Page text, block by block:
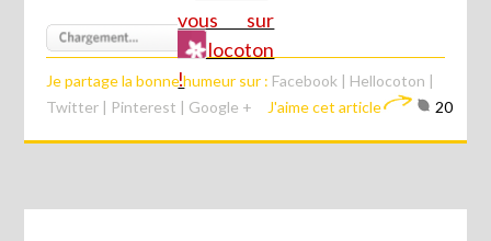
Je partage la bonne humeur sur : Facebook | Hellocoton |
Twitter | Pinterest | Google + J'aime cet article 20